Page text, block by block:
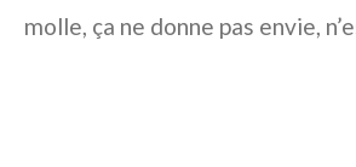
molle, ça ne donne pas envie,